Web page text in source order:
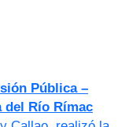
Pública –
del Río Rímac